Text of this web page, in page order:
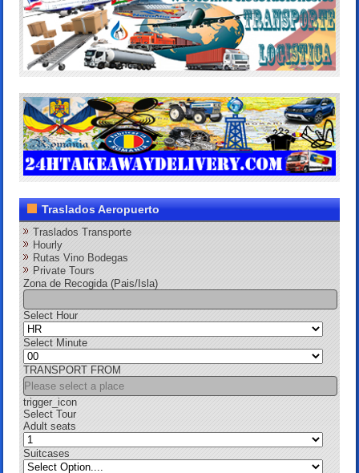
Traslados Aeropuerto
Traslados Transporte
Hourly
Rutas Vino Bodegas
Private Tours
Zona de Recogida (Pais/Isla)
Select Hour
Select Minute
TRANSPORT FROM
trigger_icon
Select Tour
Adult seats
Suitcases